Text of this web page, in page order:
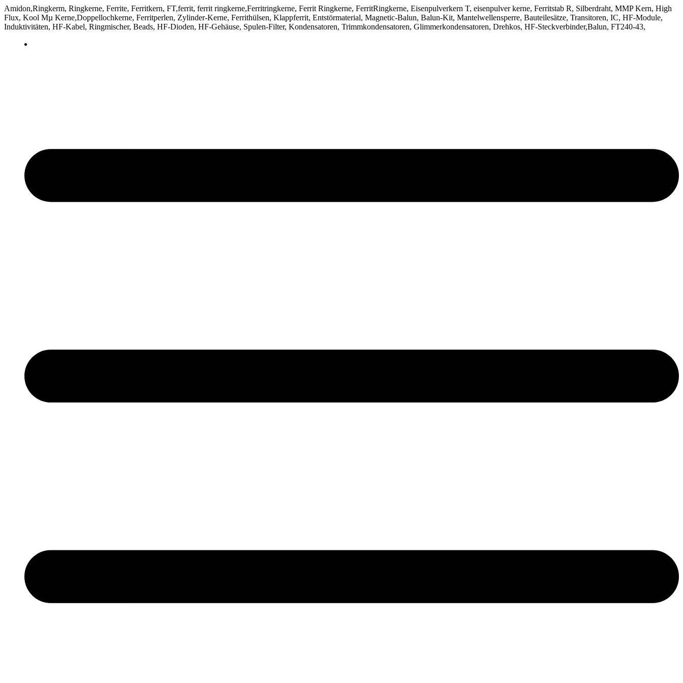
Amidon,Ringkerm, Ringkerne, Ferrite, Ferritkern, FT,ferrit, ferrit ringkerne,Ferritringkerne, Ferrit Ringkerne, FerritRingkerne, Eisenpulverkern T, eisenpulver kerne, Ferritstab R, Silberdraht, MMP Kern, High
Flux, Kool Mµ Kerne,Doppellochkerne, Ferritperlen, Zylinder-Kerne, Ferrithülsen, Klappferrit, Entstörmaterial, Magnetic-Balun, Balun-Kit, Mantelwellensperre, Bauteilesätze, Transitoren, IC, HF-Module,
Induktivitäten, HF-Kabel, Ringmischer, Beads, HF-Dioden, HF-Gehäuse, Spulen-Filter, Kondensatoren, Trimmkondensatoren, Glimmerkondensatoren, Drehkos, HF-Steckverbinder,Balun, FT240-43,